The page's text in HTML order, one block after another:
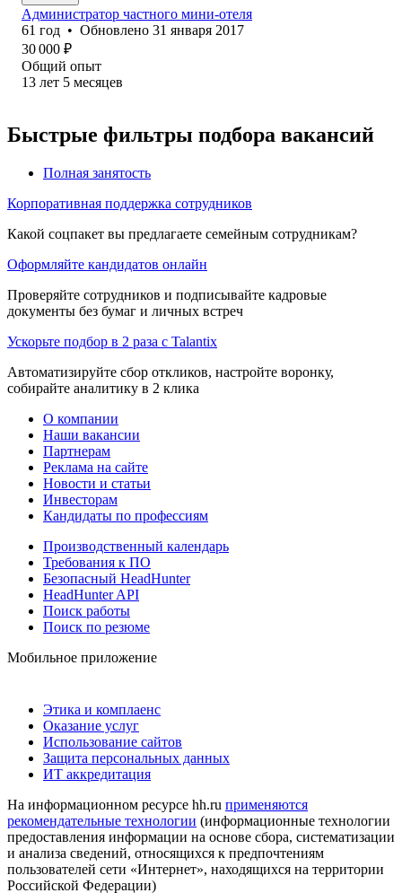
Администратор частного мини-отеля
61 год • Обновлено 31 января 2017
30 000 ₽
Общий опыт
13 лет 5 месяцев
Быстрые фильтры подбора вакансий
Полная занятость
Корпоративная поддержка сотрудников
Какой соцпакет вы предлагаете семейным сотрудникам?
Оформляйте кандидатов онлайн
Проверяйте сотрудников и подписывайте кадровые
документы без бумаг и личных встреч
Ускорьте подбор в 2 раза с Talantix
Автоматизируйте сбор откликов, настройте воронку,
собирайте аналитику в 2 клика
О компании
Наши вакансии
Партнерам
Реклама на сайте
Новости и статьи
Инвесторам
Кандидаты по профессиям
Производственный календарь
Требования к ПО
Безопасный HeadHunter
HeadHunter API
Поиск работы
Поиск по резюме
Мобильное приложение
Этика и комплаенс
Оказание услуг
Использование сайтов
Защита персональных данных
ИТ аккредитация
На информационном ресурсе hh.ru применяются
рекомендательные технологии (информационные технологии
предоставления информации на основе сбора, систематизации
и анализа сведений, относящихся к предпочтениям
пользователей сети «Интернет», находящихся на территории
Российской Федерации)